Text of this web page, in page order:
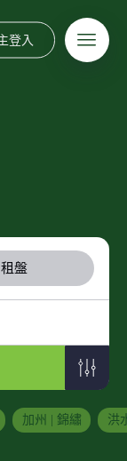
登入
租盤
加州 | 錦繡 洪